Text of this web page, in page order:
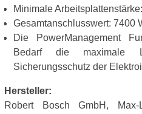
Minimale
Gesamtanschlusswert: 7400
Die PowerManagement
Bedarf die maximale
Sicherungsschutz der
Hersteller:
Robert Bosch GmbH, Max-